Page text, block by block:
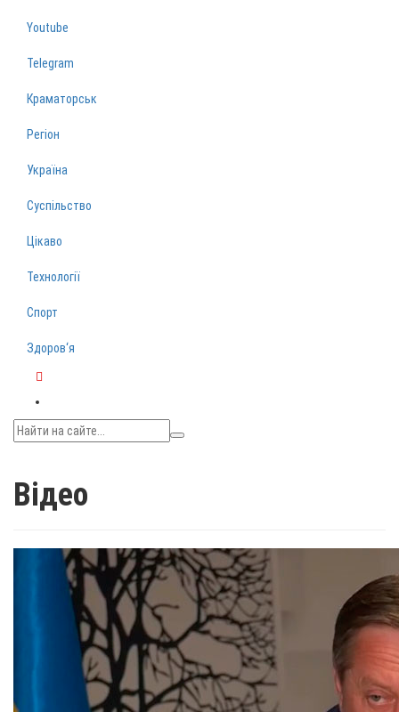
Youtube
Telegram
Краматорськ
Регіон
Україна
Суспільство
Цікаво
Технології
Спорт
Здоров‘я
Відео